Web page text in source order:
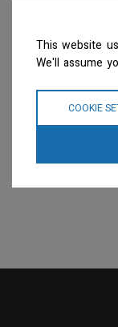
This website
We'll assume
COOKIE